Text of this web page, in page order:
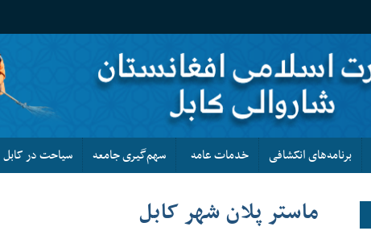
برنامه‌های انکشافی خدمات عامه سهم‌گیری جامعه سیاحت در کابل
ماستر پلان شهر کابل